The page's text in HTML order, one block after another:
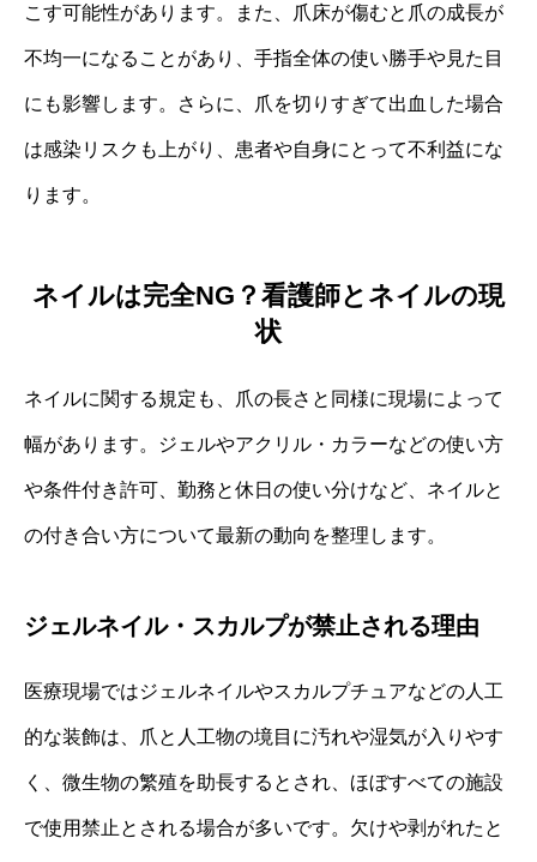
こす可能性があります。また、爪床が傷むと爪の成長が
不均一になることがあり、手指全体の使い勝手や見た目
にも影響します。さらに、爪を切りすぎて出血した場合
は感染リスクも上がり、患者や自身にとって不利益にな
ります。
ネイルは完全NG？看護師とネイルの現
状
ネイルに関する規定も、爪の長さと同様に現場によって
幅があります。ジェルやアクリル・カラーなどの使い方
や条件付き許可、勤務と休日の使い分けなど、ネイルと
の付き合い方について最新の動向を整理します。
ジェルネイル・スカルプが禁止される理由
医療現場ではジェルネイルやスカルプチュアなどの人工
的な装飾は、爪と人工物の境目に汚れや湿気が入りやす
く、微生物の繁殖を助長するとされ、ほぼすべての施設
で使用禁止とされる場合が多いです。欠けや剥がれたと